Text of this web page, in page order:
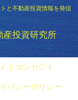
と不動産投資情報を発信
産投資研究所
トコンセプト
バシーポリシー